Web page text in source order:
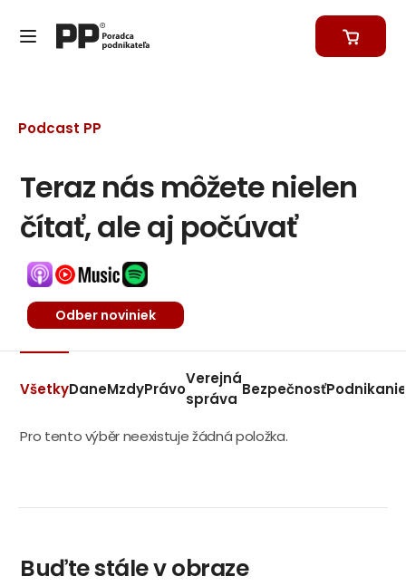
Podcast PP
Teraz nás môžete nielen
čítať, ale aj počúvať
Odber noviniek
VšetkyDaneMzdyPrávo
Verejná
správa
Bezpečnosť
Pro tento výběr neexistuje žádná položka.
Buďte stále v obraze